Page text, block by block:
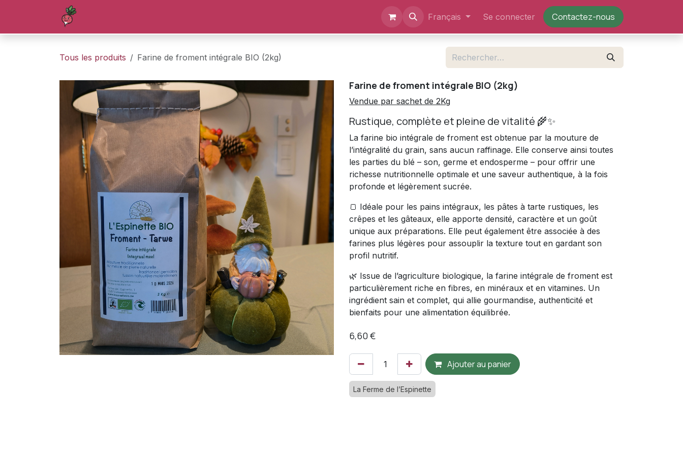
Se rendre au contenu
Français Se connecter Contactez-nous​
Tous les produits Farine de froment intégrale BIO (2kg)
Farine de froment intégrale BIO (2kg)
Vendue par sachet de 2Kg
Rustique, complète et pleine de vitalité 🌾✨
La farine bio intégrale de froment est obtenue par la mouture de
l’intégralité du grain, sans aucun raffinage. Elle conserve ainsi toutes
les parties du blé – son, germe et endosperme – pour offrir une
richesse nutritionnelle optimale et une saveur authentique, à la fois
profonde et légèrement sucrée.
🍞 Idéale pour les pains intégraux, les pâtes à tarte rustiques, les
crêpes et les gâteaux, elle apporte densité, caractère et un goût
unique aux préparations. Elle peut également être associée à des
farines plus légères pour assouplir la texture tout en gardant son
profil nutritif.
🌿 Issue de l’agriculture biologique, la farine intégrale de froment est
particulièrement riche en fibres, en minéraux et en vitamines. Un
ingrédient sain et complet, qui allie gourmandise, authenticité et
bienfaits pour une alimentation équilibrée.
6,60€
Ajouter au panier
La Ferme de l’Espinette